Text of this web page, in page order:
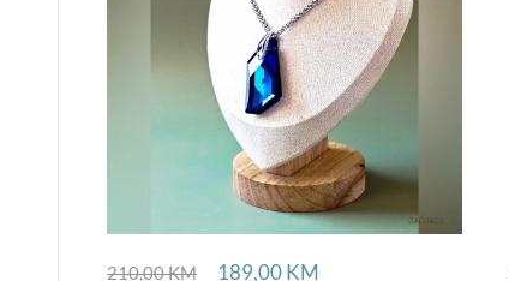
210,00KM 189,00KM